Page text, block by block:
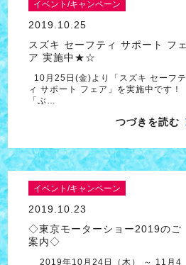
イベント/キャンペーン
2019.10.25
スズキ セーフティ サポート フェ
ア 実施中★☆
10月25日(金)より「スズキ セーフテ
ィ サポート フェア」を実施中です！
「ぶ…
つづきを読む
イベント/キャンペーン
2019.10.23
◇東京モーターショー2019のご
案内◇
2019年10月24日（木） ～ 11月4